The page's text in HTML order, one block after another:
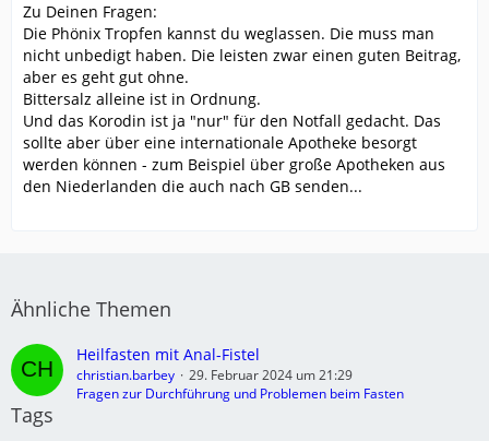
Zu Deinen Fragen:
Die Phönix Tropfen kannst du weglassen. Die muss man
nicht unbedigt haben. Die leisten zwar einen guten Beitrag,
aber es geht gut ohne.
Bittersalz alleine ist in Ordnung.
Und das Korodin ist ja "nur" für den Notfall gedacht. Das
sollte aber über eine internationale Apotheke besorgt
werden können - zum Beispiel über große Apotheken aus
den Niederlanden die auch nach GB senden...
Ähnliche Themen
Heilfasten mit Anal-Fistel
christian.barbey
29. Februar 2024 um 21:29
Fragen zur Durchführung und Problemen beim Fasten
Tags